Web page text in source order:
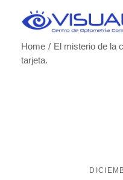
Home
El misterio de la
tarjeta.